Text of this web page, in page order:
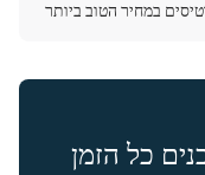
במחיר הטוב ביותר
כל הזמן